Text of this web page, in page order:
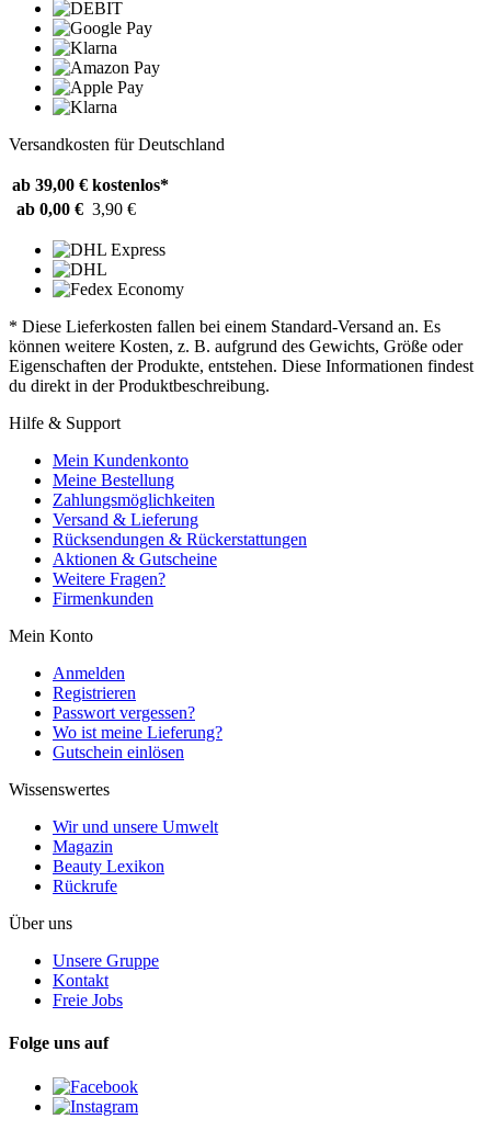
Versandkosten für Deutschland
ab 39,00 € kostenlos*
ab 0,00 € 3,90 €
* Diese Lieferkosten fallen bei einem Standard-Versand an. Es
können weitere Kosten, z. B. aufgrund des Gewichts, Größe oder
Eigenschaften der Produkte, entstehen. Diese Informationen findest
du direkt in der Produktbeschreibung.
Hilfe & Support
Mein Kundenkonto
Meine Bestellung
Zahlungsmöglichkeiten
Versand & Lieferung
Rücksendungen & Rückerstattungen
Aktionen & Gutscheine
Weitere Fragen?
Firmenkunden
Mein Konto
Anmelden
Registrieren
Passwort vergessen?
Wo ist meine Lieferung?
Gutschein einlösen
Wissenswertes
Wir und unsere Umwelt
Magazin
Beauty Lexikon
Rückrufe
Über uns
Unsere Gruppe
Kontakt
Freie Jobs
Folge uns auf